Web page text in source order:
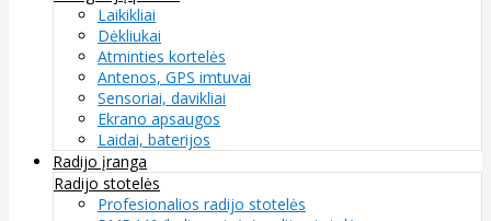
Laikikliai
Dėkliukai
Atminties kortelės
Antenos, GPS imtuvai
Sensoriai, davikliai
Ekrano apsaugos
Laidai, baterijos
Radijo įranga
Radijo stotelės
Profesionalios radijo stotelės